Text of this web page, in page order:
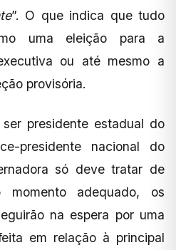
”. O que indica que tudo
uma eleição para a
ou até mesmo a
provisória.
presidente estadual do
presidente nacional do
só deve tratar de
momento adequado, os
na espera por uma
em relação à principal